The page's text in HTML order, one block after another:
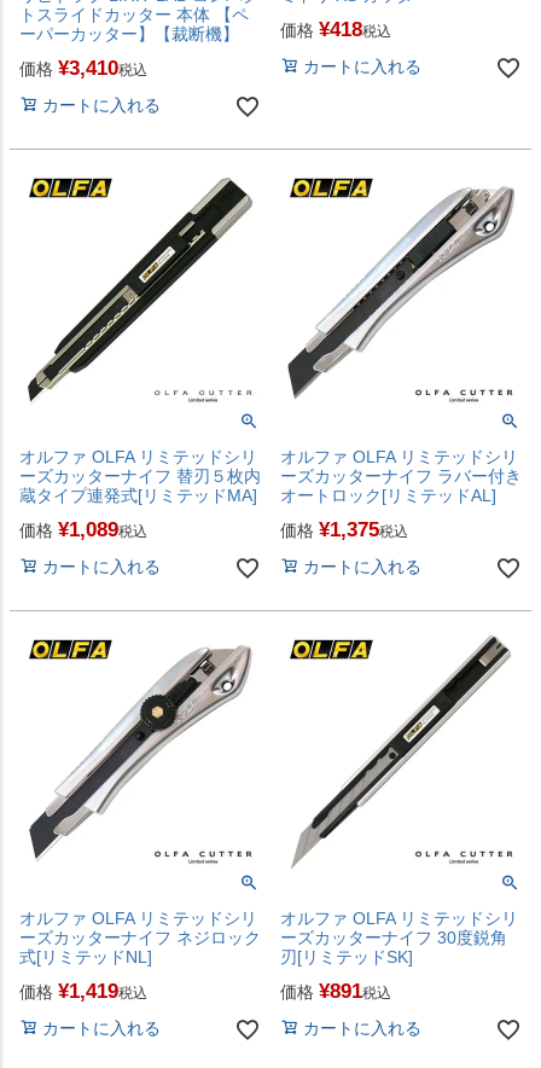
トスライドカッター 本体 【ペ
ーパーカッター】【裁断機】
価格 ¥3,410税込
カートに入れる
価格 ¥418税込
カートに入れる
オルファ OLFA リミテッドシリ
ーズカッターナイフ 替刃５枚内
蔵タイプ連発式[リミテッドMA]
価格 ¥1,089税込
カートに入れる
オルファ OLFA リミテッドシリ
ーズカッターナイフ ラバー付き
オートロック[リミテッドAL]
価格 ¥1,375税込
カートに入れる
オルファ OLFA リミテッドシリ
ーズカッターナイフ ネジロック
式[リミテッドNL]
価格 ¥1,419税込
カートに入れる
オルファ OLFA リミテッドシリ
ーズカッターナイフ 30度鋭角
刃[リミテッドSK]
価格 ¥891税込
カートに入れる